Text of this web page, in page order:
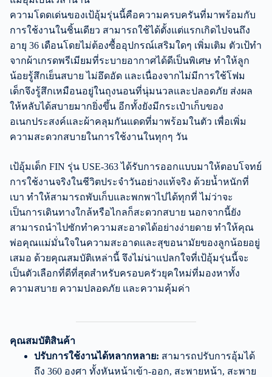
ความโดดเด่นของเป้อุ้มรุ่นนี้คือความครบครันที่มาพร้อมกับ
การใช้งานในชิ้นเดียว สามารถใช้ได้ตั้งแต่แรกเกิดไปจนถึง
อายุ 36 เดือนโดยไม่ต้องซื้ออุปกรณ์เสริมใดๆ เพิ่มเติม ตัวเป้ทำ
จากผ้าเกรดพรีเมียมที่ระบายอากาศได้ดีเป็นพิเศษ ทำให้ลูก
น้อยรู้สึกเย็นสบาย ไม่อึดอัด และเนื่องจากไม่มีการใช้โฟม
เด็กจึงรู้สึกเหมือนอยู่ในถุงนอนที่นุ่มนวลและปลอดภัย ส่งผล
ให้หลับได้สบายมากยิ่งขึ้น อีกทั้งยังมีกระเป๋าเก็บของ
อเนกประสงค์และผ้าคลุมกันแดดที่มาพร้อมในตัว เพื่อเพิ่ม
ความสะดวกสบายในการใช้งานในทุกๆ วัน
เป้อุ้มเด็ก FIN รุ่น USE-363 ได้รับการออกแบบมาให้ตอบโจทย์
การใช้งานจริงในชีวิตประจำวันอย่างแท้จริง ด้วยน้ำหนักที่
เบา ทำให้สามารถพับเก็บและพกพาไปได้ทุกที่ ไม่ว่าจะ
เป็นการเดินทางใกล้หรือไกลก็สะดวกสบาย นอกจากนี้ยัง
สามารถนำไปซักทำความสะอาดได้อย่างง่ายดาย ทำให้คุณ
พ่อคุณแม่มั่นใจในความสะอาดและสุขอนามัยของลูกน้อยอยู่
เสมอ ด้วยคุณสมบัติเหล่านี้ จึงไม่น่าแปลกใจที่เป้อุ้มรุ่นนี้จะ
เป็นตัวเลือกที่ดีที่สุดสำหรับครอบครัวยุคใหม่ที่มองหาทั้ง
ความสบาย ความปลอดภัย และความคุ้มค่า
คุณสมบัติสินค้า
ปรับการใช้งานได้หลากหลาย: สามารถปรับการอุ้มได้
ถึง 360 องศา ทั้งหันหน้าเข้า-ออก, สะพายหน้า, สะพาย